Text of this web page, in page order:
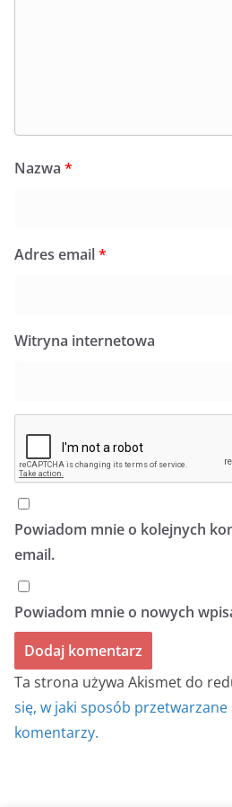
Nazwa *
Adres email*
Witryna internetowa
Powiadom mnie o kolejnych
email.
Powiadom mnie o nowych
Ta strona używa Akismet do
się, w jaki sposób przetwarzane
komentarzy.